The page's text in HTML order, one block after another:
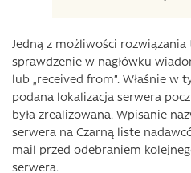
Jedną z możliwości
sprawdzenie w nagłówku
lub „received from”. Właśnie w
podana lokalizacja serwera
była zrealizowana. Wpisanie
serwera na Czarną liste
mail przed odebraniem
serwera.